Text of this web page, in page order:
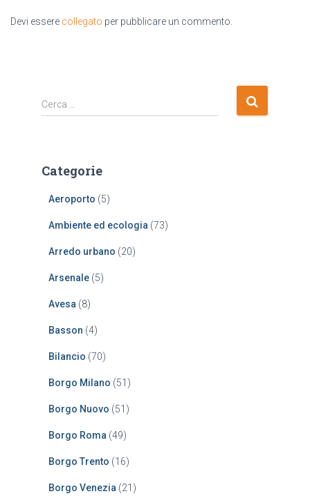
Devi essere collegato per pubblicare un commento.
R
i
c
Cerca …
Categorie
Aeroporto (5)
Ambiente ed ecologia (73)
Arredo urbano (20)
Arsenale (5)
Avesa (8)
Basson (4)
Bilancio (70)
Borgo Milano (51)
Borgo Nuovo (51)
Borgo Roma (49)
Borgo Trento (16)
Borgo Venezia (21)